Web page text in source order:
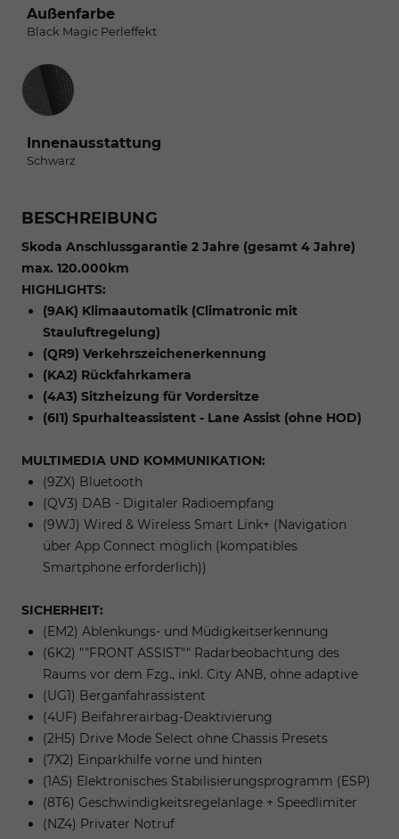
Außenfarbe
Black Magic Perleffekt
Innenausstattung
Innenausstattung
Schwarz
BESCHREIBUNG
Skoda Anschlussgarantie 2 Jahre (gesamt 4 Jahre)
max. 120.000km
HIGHLIGHTS:
(9AK) Klimaautomatik (Climatronic mit
Stauluftregelung)
(QR9) Verkehrszeichenerkennung
(KA2) Rückfahrkamera
(4A3) Sitzheizung für Vordersitze
(6I1) Spurhalteassistent - Lane Assist (ohne HOD)
MULTIMEDIA UND KOMMUNIKATION:
(9ZX) Bluetooth
(QV3) DAB - Digitaler Radioempfang
(9WJ) Wired & Wireless Smart Link+ (Navigation
über App Connect möglich (kompatibles
Smartphone erforderlich))
SICHERHEIT:
(EM2) Ablenkungs- und Müdigkeitserkennung
(6K2) ""FRONT ASSIST"" Radarbeobachtung des
Raums vor dem Fzg., inkl. City ANB, ohne adaptive
(UG1) Berganfahrassistent
(4UF) Beifahrerairbag-Deaktivierung
(2H5) Drive Mode Select ohne Chassis Presets
(7X2) Einparkhilfe vorne und hinten
(1AS) Elektronisches Stabilisierungsprogramm (ESP)
(8T6) Geschwindigkeitsregelanlage + Speedlimiter
(NZ4) Privater Notruf